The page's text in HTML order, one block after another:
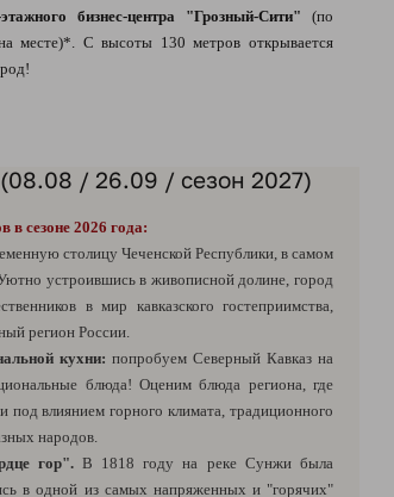
бизнес-центра "Грозный-Сити" (по
месте)*. С высоты 130 метров открывается
/ 26.09 / сезон 2027)
в сезоне 2026 года:
столицу Чеченской Республики, в самом
устроившись в живописной долине, город
в мир кавказского гостеприимства,
регион России.
кухни: попробуем Северный Кавказ на
блюда! Оценим блюда региона, где
под влиянием горного климата, традиционного
народов.
гор". В 1818 году на реке Сунжи была
в одной из самых напряженных и "горячих"